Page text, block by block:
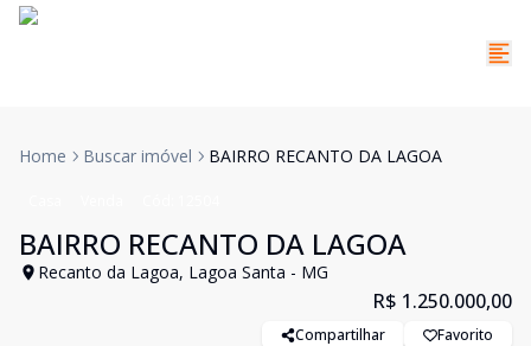
Home Buscar imóvel BAIRRO RECANTO DA LAGOA
BAIRRO RECANTO DA LAGOA
Recanto da Lagoa, Lagoa Santa - MG
R$ 1.250.000,00
Compartilhar Favorito